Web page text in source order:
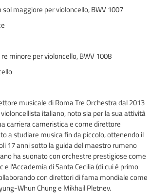
sol maggiore per violoncello, BWV 1007
re minore per violoncello, BWV 1008
musicale di Roma Tre Orchestra dal 2013
italiano, noto sia per la sua attività
carriera cameristica e come direttore
a studiare musica fin da piccolo, ottenendo il
17 anni sotto la guida del maestro rumeno
ha suonato con orchestre prestigiose come
e l'Accademia di Santa Cecilia (di cui è primo
con direttori di fama mondiale come
Whun Chung e Mikhail Pletnev.